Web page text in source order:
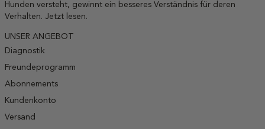
Hunden versteht, gewinnt ein besseres Verständnis für deren
Verhalten. Jetzt lesen.
UNSER ANGEBOT
Diagnostik
Freundeprogramm
Abonnements
Kundenkonto
Versand